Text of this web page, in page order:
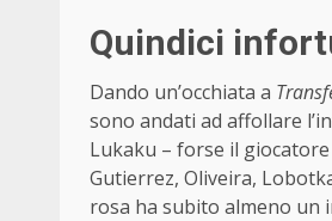
Quindici
Dando un’occhiata a
sono andati ad affollare
Lukaku – forse il
Gutierrez, Oliveira,
rosa ha subito almeno un